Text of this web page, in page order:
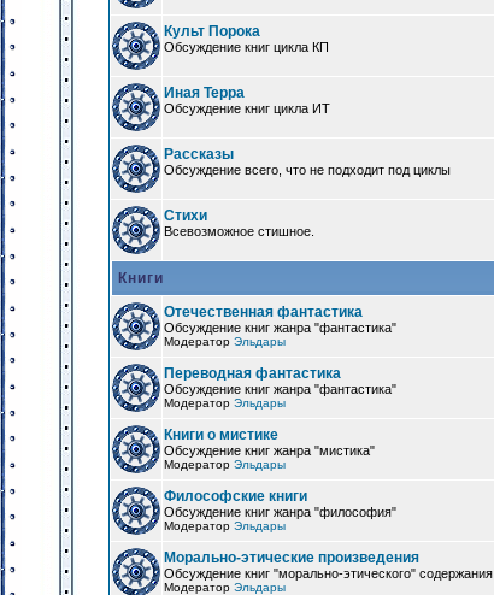
Культ Порока
Обсуждение книг цикла КП
Иная Терра
Обсуждение книг цикла ИТ
Рассказы
Обсуждение всего, что не подходит под циклы
Стихи
Всевозможное стишное.
Книги
Отечественная фантастика
Обсуждение книг жанра "фантастика"
Модератор Эльдары
Переводная фантастика
Обсуждение книг жанра "фантастика"
Модератор Эльдары
Книги о мистике
Обсуждение книг жанра "мистика"
Модератор Эльдары
Философские книги
Обсуждение книг жанра "философия"
Модератор Эльдары
Морально-этические произведения
Обсуждение книг "морально-этического" содержания
Модератор Эльдары